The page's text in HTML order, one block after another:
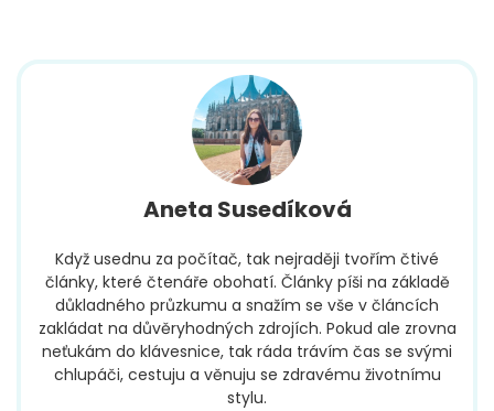
Aneta Susedíková
Když usednu za počítač, tak nejraději tvořím čtivé
články, které čtenáře obohatí. Články píši na základě
důkladného průzkumu a snažím se vše v článcích
zakládat na důvěryhodných zdrojích. Pokud ale zrovna
neťukám do klávesnice, tak ráda trávím čas se svými
chlupáči, cestuju a věnuju se zdravému životnímu
stylu.